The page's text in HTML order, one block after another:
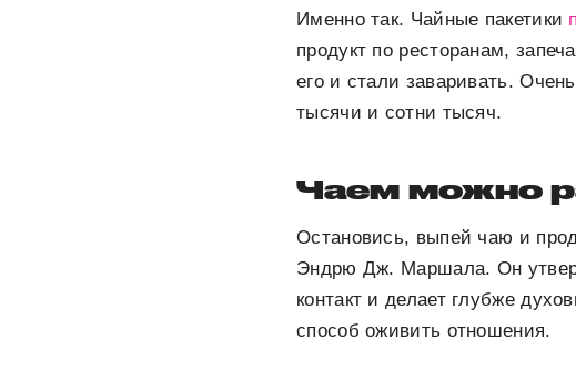
Именно так. Чайные пакетики
продукт по ресторанам,
его и стали заваривать.
тысячи и сотни тысяч.
Чаем можно
Остановись, выпей чаю и
Эндрю Дж. Маршала. Он
контакт и делает глубже
способ оживить отношения.